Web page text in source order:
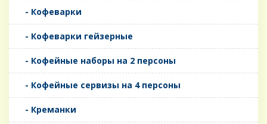
- Кофеварки
- Кофеварки гейзерные
- Кофейные наборы на 2 персоны
- Кофейные сервизы на 4 персоны
- Креманки